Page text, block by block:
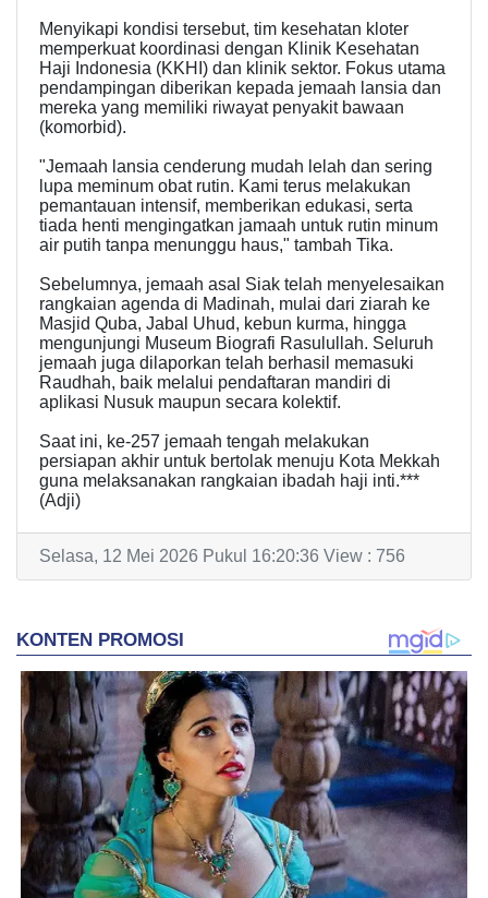
Menyikapi kondisi tersebut, tim kesehatan kloter
memperkuat koordinasi dengan Klinik Kesehatan
Haji Indonesia (KKHI) dan klinik sektor. Fokus utama
pendampingan diberikan kepada jemaah lansia dan
mereka yang memiliki riwayat penyakit bawaan
(komorbid).
​"Jemaah lansia cenderung mudah lelah dan sering
lupa meminum obat rutin. Kami terus melakukan
pemantauan intensif, memberikan edukasi, serta
tiada henti mengingatkan jamaah untuk rutin minum
air putih tanpa menunggu haus," tambah Tika.
Sebelumnya, jemaah asal Siak telah menyelesaikan
rangkaian agenda di Madinah, mulai dari ziarah ke
Masjid Quba, Jabal Uhud, kebun kurma, hingga
mengunjungi Museum Biografi Rasulullah. Seluruh
jemaah juga dilaporkan telah berhasil memasuki
Raudhah, baik melalui pendaftaran mandiri di
aplikasi Nusuk maupun secara kolektif.
​Saat ini, ke-257 jemaah tengah melakukan
persiapan akhir untuk bertolak menuju Kota Mekkah
guna melaksanakan rangkaian ibadah haji inti.***
(Adji)
Selasa, 12 Mei 2026 Pukul 16:20:36 View : 756